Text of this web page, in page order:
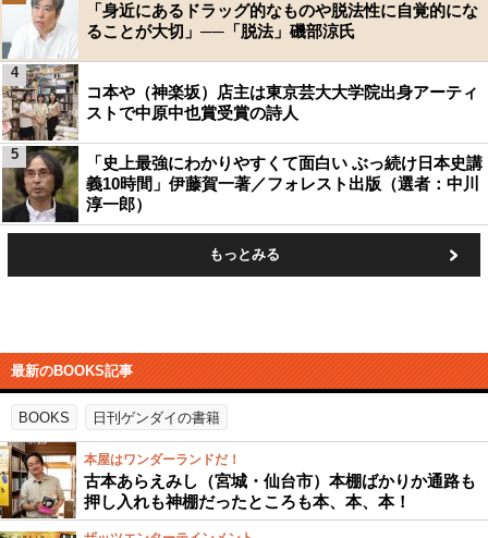
「身近にあるドラッグ的なものや脱法性に自覚的にな
ることが大切」──「脱法」磯部涼氏
コ本や（神楽坂）店主は東京芸大大学院出身アーティ
ストで中原中也賞受賞の詩人
4
「史上最強にわかりやすくて面白い ぶっ続け日本史講
義10時間」伊藤賀一著／フォレスト出版（選者：中川
淳一郎）
5
もっとみる
最新のBOOKS記事
BOOKS 日刊ゲンダイの書籍
本屋はワンダーランドだ！
古本あらえみし（宮城・仙台市）本棚ばかりか通路も
押し入れも神棚だったところも本、本、本！